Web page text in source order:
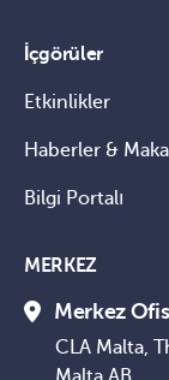
İçgörüler
Etkinlikler
Haberler &
Bilgi Portalı
MERKEZ
Merkez Ofis
CLA Malta,